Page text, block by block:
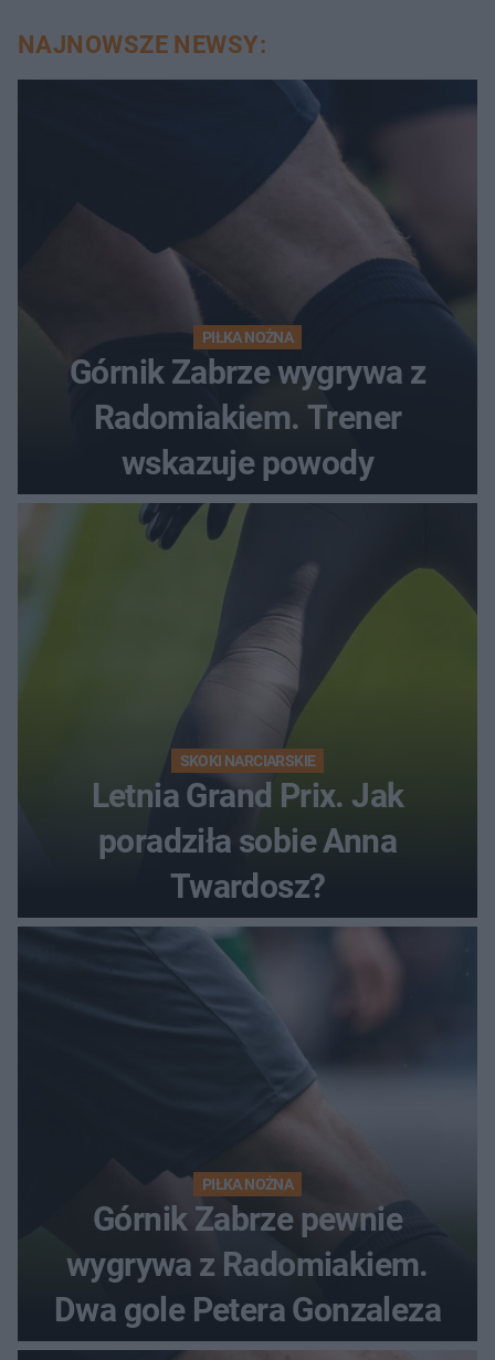
NAJNOWSZE NEWSY:
PIŁKA NOŻNA
Górnik Zabrze wygrywa z
Radomiakiem. Trener
wskazuje powody
SKOKI NARCIARSKIE
Letnia Grand Prix. Jak
poradziła sobie Anna
Twardosz?
PIŁKA NOŻNA
Górnik Zabrze pewnie
wygrywa z Radomiakiem.
Dwa gole Petera Gonzaleza